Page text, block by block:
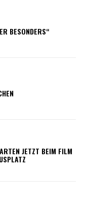
BESONDERS“
JETZT BEIM FILM